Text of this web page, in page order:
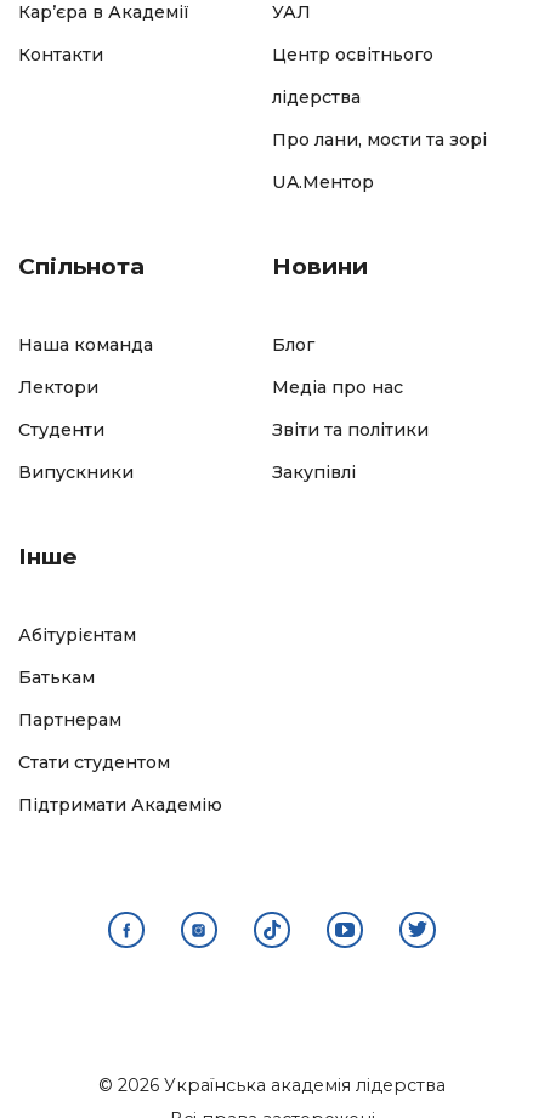
Кар’єра в Академії
Контакти
УАЛ
Центр освітнього
лідерства
Про лани, мости та зорі
UA.Ментор
Спільнота
Наша команда
Лектори
Студенти
Випускники
Новини
Блог
Медіа про нас
Звіти та політики
Закупівлі
Інше
Абітурієнтам
Батькам
Партнерам
Стати студентом
Підтримати Академію
© 2026 Українська академія лідерства